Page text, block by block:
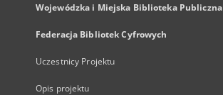
Wojewódzka i Miejska Biblioteka Publiczna
Federacja Bibliotek Cyfrowych
Uczestnicy Projektu
Opis projektu